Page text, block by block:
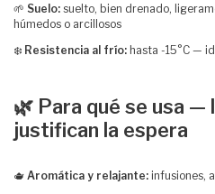
🌱 Suelo: suelto, bien drenado,
húmedos o arcillosos
❄️ Resistencia al frío: hasta -15°C —
🌿 Para qué se usa —
justifican la espera
🫖 Aromática y relajante: infusiones,